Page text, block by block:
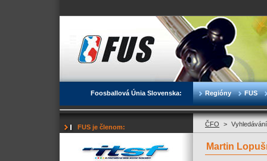
Foosballová Únia Slovenska: Regióny FUS
FUS je členom: ČFO >
Martin